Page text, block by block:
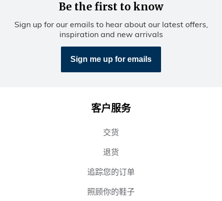
国.liquid
Be the first to know
Sign up for our emails to hear about our latest offers,
inspiration and new arrivals
Sign me up for emails
客户服务
交货
退货
追踪您的订单
照顾你的鞋子